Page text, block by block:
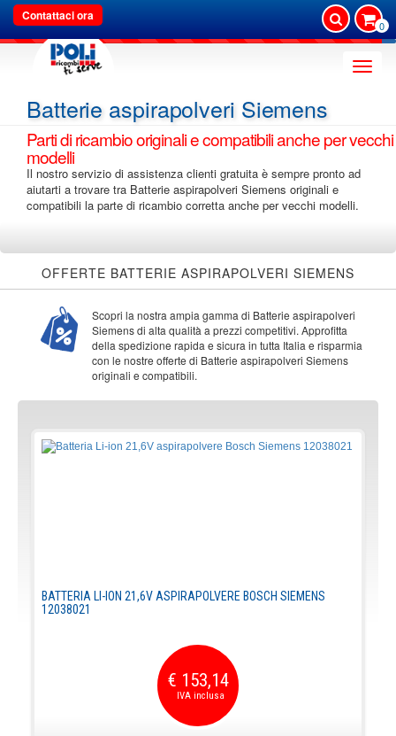
Contattaci ora
0
Toggle
Batterie aspirapolveri Siemens
Parti di ricambio originali e compatibili anche per vecchi
modelli
Il nostro servizio di assistenza clienti gratuita è sempre pronto ad
aiutarti a trovare tra Batterie aspirapolveri Siemens originali e
compatibili la parte di ricambio corretta anche per vecchi modelli.
OFFERTE BATTERIE ASPIRAPOLVERI SIEMENS
Scopri la nostra ampia gamma di Batterie aspirapolveri
Siemens di alta qualità a prezzi competitivi. Approfitta
della spedizione rapida e sicura in tutta Italia e risparmia
con le nostre offerte di Batterie aspirapolveri Siemens
originali e compatibili.
BATTERIA LI-ION 21,6V ASPIRAPOLVERE BOSCH SIEMENS
12038021
€ 153,14